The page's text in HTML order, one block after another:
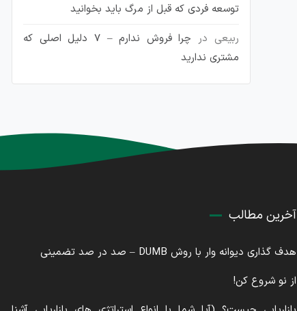
توسعه فردی که قبل از مرگ باید بخوانید
ربیعی در
چرا فروش ندارم – 7 دلیل اصلی که
مشتری ندارید
آخرین مطالب
هدف گذاری دیوانه وار با روش DUMB – صد در صد تضمینی
از نو شروع کن!